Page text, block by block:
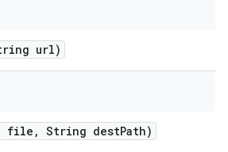
url)
file , String destPath)